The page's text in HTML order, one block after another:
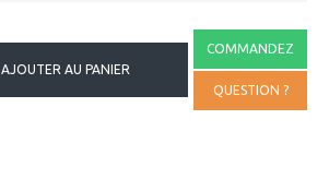
AJOUTER AU PANIER
COMMANDEZ
QUESTION ?